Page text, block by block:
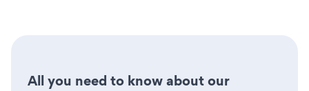
All you need to know about our